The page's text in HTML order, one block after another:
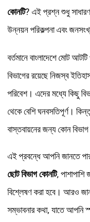
কোনটি? এই প্রশ্ন শুধু সাধারণ
উন্নয়ন পরিকল্পনা এবং
বর্তমানে বাংলাদেশে মোট
বিভাগের রয়েছে নিজস্ব
পরিবেশ। এদের মধ্যে কিছু
থেকে বেশি ঘনবসতিপূর্ণ।
বাস্তবায়নের জন্য কোন
এই প্রবন্ধে আপনি জানতে
ছোট বিভাগ কোনটি,
বিশ্লেষণ করা হবে। আরও
সম্ভাবনার কথা, যাতে আপনি